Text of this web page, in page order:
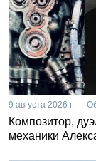
9 августа 2026 г. —
Композитор,
механики